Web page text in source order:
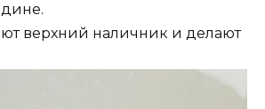
верхний наличник и делают